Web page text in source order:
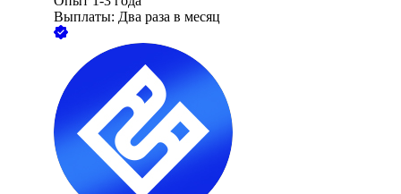
Выплаты: Два раза в месяц